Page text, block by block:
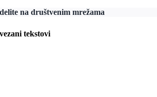
na društvenim mrežama
tekstovi